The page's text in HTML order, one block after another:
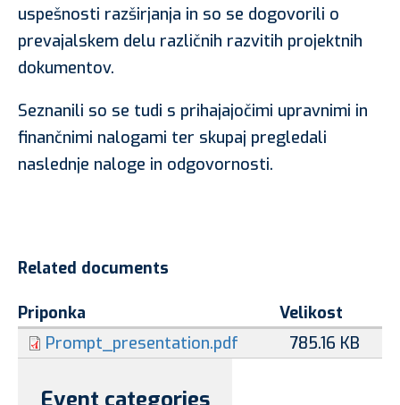
uspešnosti razširjanja in so se dogovorili o
prevajalskem delu različnih razvitih projektnih
dokumentov.
Seznanili so se tudi s prihajajočimi upravnimi in
finančnimi nalogami ter skupaj pregledali
naslednje naloge in odgovornosti.
Related documents
Priponka
Velikost
Prompt_presentation.pdf
785.16 KB